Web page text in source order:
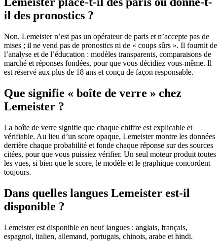
il des pronostics ?
Non. Lemeister n’est pas un opérateur de paris et n’accepte pas de
mises ; il ne vend pas de pronostics ni de « coups sûrs ». Il fournit de
l’analyse et de l’éducation : modèles transparents, comparaisons de
marché et réponses fondées, pour que vous décidiez vous-même. Il
est réservé aux plus de 18 ans et conçu de façon responsable.
Que signifie « boîte de verre » chez
Lemeister ?
La boîte de verre signifie que chaque chiffre est explicable et
vérifiable. Au lieu d’un score opaque, Lemeister montre les données
derrière chaque probabilité et fonde chaque réponse sur des sources
citées, pour que vous puissiez vérifier. Un seul moteur produit toutes
les vues, si bien que le score, le modèle et le graphique concordent
toujours.
Dans quelles langues Lemeister est-il
disponible ?
Lemeister est disponible en neuf langues : anglais, français,
espagnol, italien, allemand, portugais, chinois, arabe et hindi.